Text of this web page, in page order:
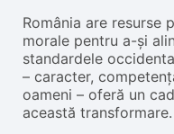
România are resurse
morale pentru a-și
standardele
– caracter,
oameni – oferă un
această transformare.